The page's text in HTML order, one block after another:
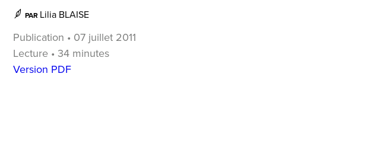
PAR Lilia BLAISE
Publication • 07 juillet 2011
Lecture • 34 minutes
Version PDF